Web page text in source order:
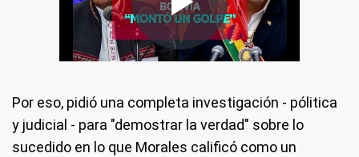
Por eso, pidió una completa investigación - pólitica
y judicial - para "demostrar la verdad" sobre lo
sucedido en lo que Morales calificó como un